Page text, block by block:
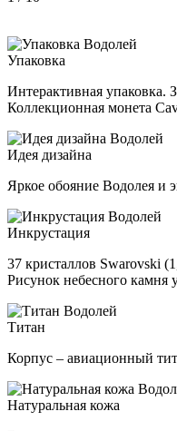
Упаковка
Интерактивная упаковка.
Коллекционная монета
Идея дизайна
Яркое обояние Водолея и
Инкрустация
37 кристаллов Swarovski
Рисунок небесного камня
Титан
Корпус – авиационный
Натуральная кожа